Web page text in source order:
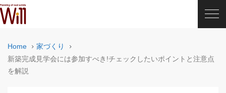
Home
家づくり
新築完成見学会には参加すべき!チェックしたいポイントと注意点
を解説